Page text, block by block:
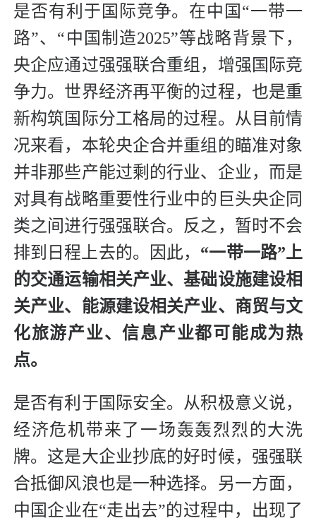
是否有利于国际竞争。在中国“一带一
路”、“中国制造2025”等战略背景下，
央企应通过强强联合重组，增强国际竞
争力。世界经济再平衡的过程，也是重
新构筑国际分工格局的过程。从目前情
况来看，本轮央企合并重组的瞄准对象
并非那些产能过剩的行业、企业，而是
对具有战略重要性行业中的巨头央企同
类之间进行强强联合。反之，暂时不会
排到日程上去的。因此， “一带一路”上
的交通运输相关产业、基础设施建设相
关产业、能源建设相关产业、商贸与文
化旅游产业、信息产业都可能成为热
点。
是否有利于国际安全。从积极意义说，
经济危机带来了一场轰轰烈烈的大洗
牌。这是大企业抄底的好时候，强强联
合抵御风浪也是一种选择。另一方面，
中国企业在“走出去”的过程中，出现了